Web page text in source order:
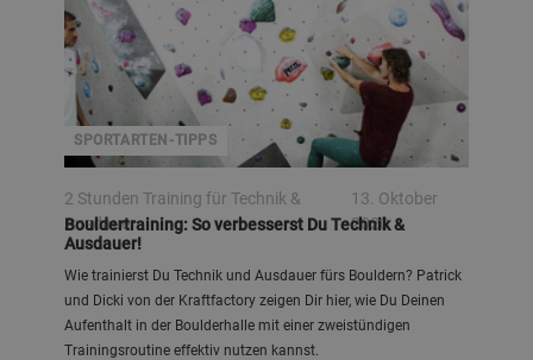
SPORTARTEN-TIPPS
2 Stunden Training für Technik &
Ausdauer
13. Oktober
2020
Bouldertraining: So verbesserst Du Technik &
Ausdauer!
Wie trainierst Du Technik und Ausdauer fürs Bouldern? Patrick
und Dicki von der Kraftfactory zeigen Dir hier, wie Du Deinen
Aufenthalt in der Boulderhalle mit einer zweistündigen
Trainingsroutine effektiv nutzen kannst.